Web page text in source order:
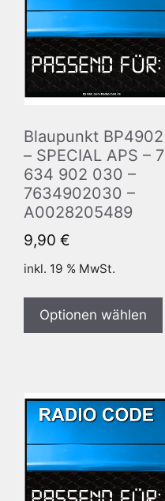
Blaupunkt BP4902
– SPECIAL APS – 7
634 902 030 –
7634902030 –
A0028205489
9,90 €
inkl. 19 % MwSt.
Optionen wählen